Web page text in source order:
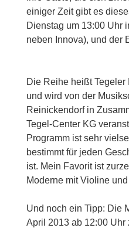
einiger Zeit gibt es
Dienstag um 13:00 Uhr
neben Innova), und der
Die Reihe heißt Tegeler
und wird von der
Reinickendorf in
Tegel-Center KG
Programm ist sehr
bestimmt für jeden
ist. Mein Favorit ist
Moderne mit Violine
Und noch ein Tipp: Die
April 2013 ab 12:00 Uhr